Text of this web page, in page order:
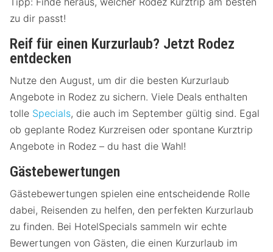
zu dir passt!
Reif für einen Kurzurlaub? Jetzt Rodez
entdecken
Nutze den August, um dir die besten Kurzurlaub
Angebote in Rodez zu sichern. Viele Deals enthalten
tolle Specials, die auch im September gültig sind. Egal
ob geplante Rodez Kurzreisen oder spontane Kurztrip
Angebote in Rodez – du hast die Wahl!
Gästebewertungen
Gästebewertungen spielen eine entscheidende Rolle
dabei, Reisenden zu helfen, den perfekten Kurzurlaub
zu finden. Bei HotelSpecials sammeln wir echte
Bewertungen von Gästen, die einen Kurzurlaub im